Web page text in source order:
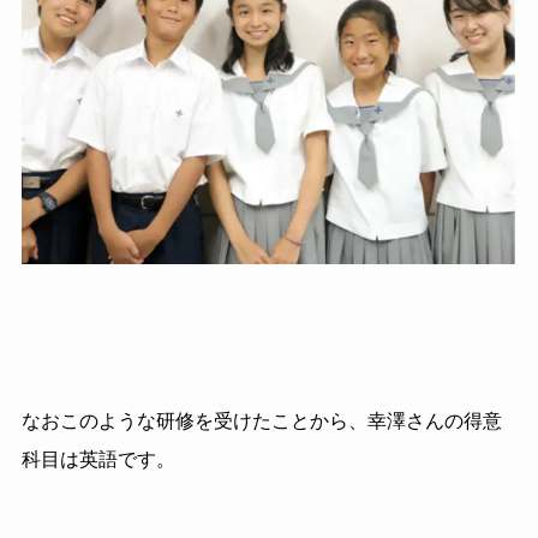
なおこのような研修を受けたことから、幸澤さんの得意
科目は英語です。